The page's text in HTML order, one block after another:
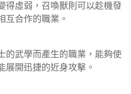
得虛弱，召喚獸則可以趁機發
互合作的職業。
的武學而產生的職業，能夠使
展開迅捷的近身攻擊。